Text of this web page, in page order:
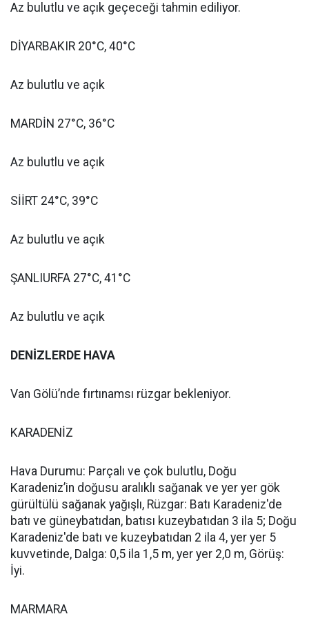
Az bulutlu ve açık geçeceği tahmin ediliyor.
DİYARBAKIR 20°C, 40°C
Az bulutlu ve açık
MARDİN 27°C, 36°C
Az bulutlu ve açık
SİİRT 24°C, 39°C
Az bulutlu ve açık
ŞANLIURFA 27°C, 41°C
Az bulutlu ve açık
DENİZLERDE HAVA
Van Gölü’nde fırtınamsı rüzgar bekleniyor.
KARADENİZ
Hava Durumu: Parçalı ve çok bulutlu, Doğu
Karadeniz’in doğusu aralıklı sağanak ve yer yer gök
gürültülü sağanak yağışlı, Rüzgar: Batı Karadeniz'de
batı ve güneybatıdan, batısı kuzeybatıdan 3 ila 5; Doğu
Karadeniz'de batı ve kuzeybatıdan 2 ila 4, yer yer 5
kuvvetinde, Dalga: 0,5 ila 1,5 m, yer yer 2,0 m, Görüş:
İyi.
MARMARA